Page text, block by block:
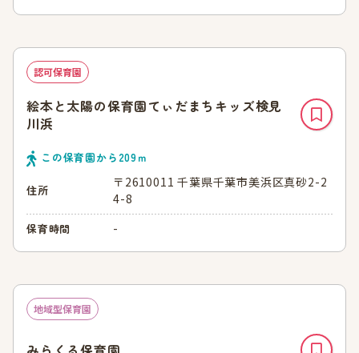
認可保育園
絵本と太陽の保育園てぃだまちキッズ検見
川浜
この保育園から 209ｍ
住所
〒2610011 千葉県千葉市美浜区真砂2-2
4-8
保育時間 -
地域型保育園